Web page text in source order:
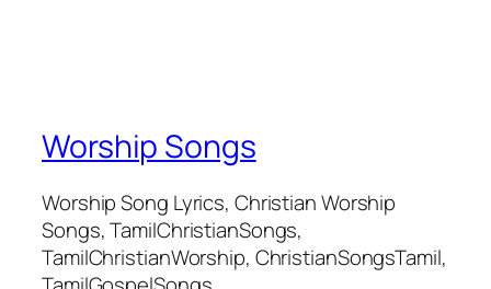
Worship Songs
Worship Song Lyrics, Christian Worship
Songs, TamilChristianSongs,
TamilChristianWorship, ChristianSongsTamil,